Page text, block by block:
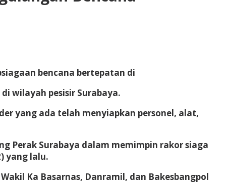
bencana bertepatan di
wilayah pesisir Surabaya.
yang ada telah menyiapkan personel, alat,
Perak Surabaya dalam memimpin rakor siaga
yang lalu.
Ka Basarnas, Danramil, dan Bakesbangpol